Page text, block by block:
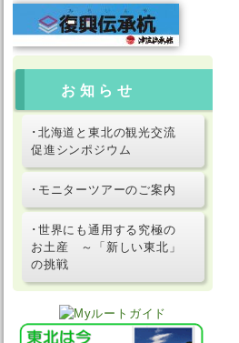
お知らせ
･北海道と東北の観光交流
促進シンポジウム
･モニターツアーのご案内
･世界にも通用する究極の
お土産 ～「新しい東北」
の挑戦